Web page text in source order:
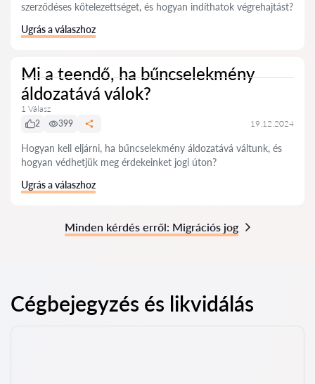
szerződéses kötelezettséget, és hogyan indíthatok végrehajtást?
Ugrás a válaszhoz
Mi a teendő, ha bűncselekmény
áldozatává válok?
1 Válasz
2
399 19.12.2024
Hogyan kell eljárni, ha bűncselekmény áldozatává váltunk, és
hogyan védhetjük meg érdekeinket jogi úton?
Ugrás a válaszhoz
Minden kérdés erről: Migrációs jog
Cégbejegyzés és likvidálás